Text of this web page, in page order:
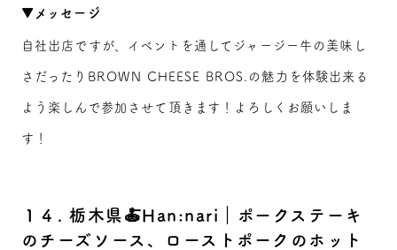
▼メッセージ
自社出店ですが、イベントを通してジャージー牛の美味し
さだったりBROWN CHEESE BROS.の魅力を体験出来る
よう楽しんで参加させて頂きます！よろしくお願いしま
す！
１４. 栃木県🍝Han:nari｜ポークステーキ
のチーズソース、ローストポークのホット